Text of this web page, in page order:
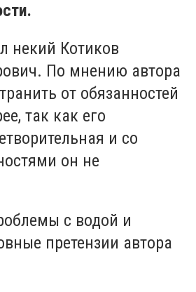
некий Котиков
По мнению автора
от обязанностей
так как его
и со
он не
с водой и
претензии автора